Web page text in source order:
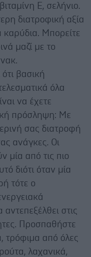
Ε, σελήνιο.
διατροφική αξία
Μπορείτε
μαζί με το
βασική
όλα
να έχετε
πρόσληψη: Με
σας διατροφή
ανάγκες. Οι
μία από τις πιο
διότι όταν μία
τότε ο
στις
Προσπαθήστε
τρόφιμα από όλες
λαχανικά,